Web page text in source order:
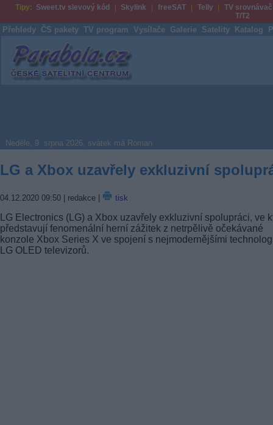
Tipy: Sweet.tv slevový kód Skylink freeSAT Telly
TV srovnávač
T/T2
Přehledy ČS pakety TV program Vysílače Galerie Satelity Katalog
Parabola.cz
Neděle, 9. srpna 2026, svátek má Roman
LG a Xbox uzavřely exkluzivní
04.12.2020 09:50 | redakce | tisk
LG Electronics (LG) a Xbox uzavřely exkluzivní spolupráci, ve
představují fenomenální herní zážitek z netrpělivě očekávané
konzole Xbox Series X ve spojení s nejmodernějšími
LG OLED televizorů.